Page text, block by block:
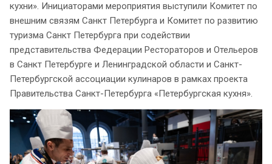
кухни». Инициаторами мероприятия выступили Комитет по
внешним связям Санкт Петербурга и Комитет по развитию
туризма Санкт Петербурга при содействии
представительства Федерации Рестораторов и Отельеров
в Санкт Петербурге и Ленинградской области и Санкт-
Петербургской ассоциации кулинаров в рамках проекта
Правительства Санкт-Петербурга «Петербургская кухня».